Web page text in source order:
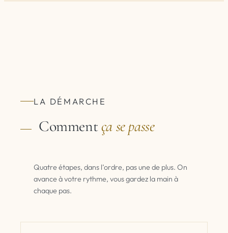
LA DÉMARCHE
Commentça se passe
Quatre étapes, dans l’ordre, pas une de plus. On
avance à votre rythme, vous gardez la main à
chaque pas.